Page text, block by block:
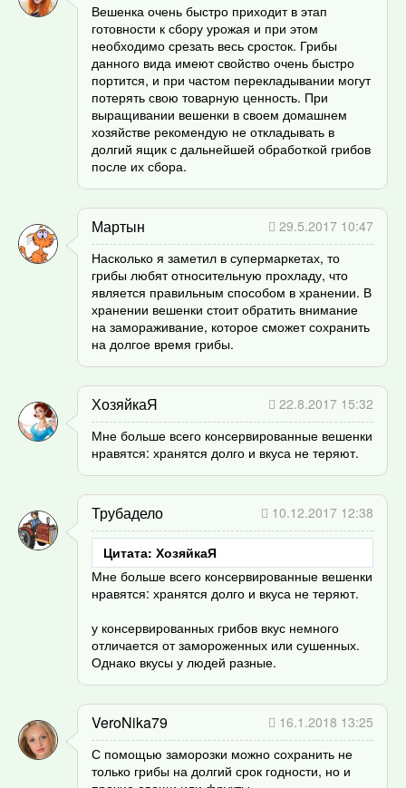
Вешенка очень быстро приходит в этап
готовности к сбору урожая и при этом
необходимо срезать весь сросток. Грибы
данного вида имеют свойство очень быстро
портится, и при частом перекладывании могут
потерять свою товарную ценность. При
выращивании вешенки в своем домашнем
хозяйстве рекомендую не откладывать в
долгий ящик с дальнейшей обработкой грибов
после их сбора.
Мартын
29.5.2017 10:47
Насколько я заметил в супермаркетах, то
грибы любят относительную прохладу, что
является правильным способом в хранении. В
хранении вешенки стоит обратить внимание
на замораживание, которое сможет сохранить
на долгое время грибы.
ХозяйкаЯ
22.8.2017 15:32
Мне больше всего консервированные вешенки
нравятся: хранятся долго и вкуса не теряют.
Трубадело 10.12.2017 12:38
Цитата: ХозяйкаЯ
Мне больше всего консервированные вешенки
нравятся: хранятся долго и вкуса не теряют.
у консервированных грибов вкус немного
отличается от замороженных или сушенных.
Однако вкусы у людей разные.
VeroNika79
16.1.2018 13:25
С помощью заморозки можно сохранить не
только грибы на долгий срок годности, но и